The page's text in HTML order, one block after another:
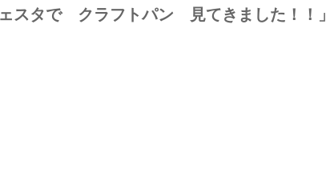
スタで クラフトパン 見てきました！！」